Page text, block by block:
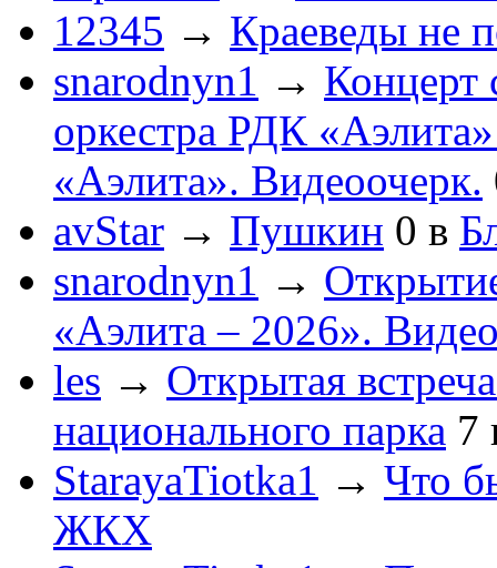
12345 → Краеведы не
snarodnyn1 → Концерт
оркестра РДК
«Аэлита». Видеоочерк.
avStar → Пушкин 0 в
snarodnyn1 →
«Аэлита – 2026».
les → Открытая
национального парка 7
StarayaTiotka1 → Что
ЖКХ